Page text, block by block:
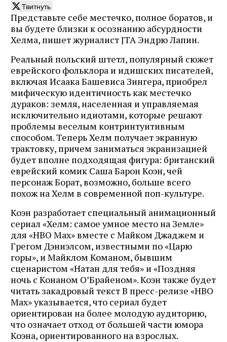
Твитнуть
Представьте себе местечко, полное боратов, и
вы будете близки к осознанию абсурдности
Хелма, пишет журналист JTA Эндрю Лапин.
Реальный польский штетл, популярный сюжет
еврейского фольклора и идишских писателей,
включая Исаака Башевиса Зингера, приобрел
мифическую идентичность как местечко
дураков: земля, населенная и управляемая
исключительно идиотами, которые решают
проблемы веселым контринтуитивным
способом. Теперь Хелм получает экранную
трактовку, причем заниматься экранизацией
будет вполне подходящая фигура: британский
еврейский комик Саша Барон Коэн, чей
персонаж Борат, возможно, больше всего
похож на Хелм в современной поп-культуре.
Коэн разработает специальный анимационный
сериал «Хелм: самое умное место на Земле»
для «HBO Max» вместе с Майком Джаджем и
Грегом Дэниэлсом, известными по «Царю
горы», и Майклом Команом, бывшим
сценаристом «Натан для тебя» и «Поздняя
ночь с Конаном О’Брайеном». Коэн также будет
читать закадровый текст В пресс-релизе «HBO
Max» указывается, что сериал будет
ориентирован на более молодую аудиторию,
что означает отход от большей части юмора
Коэна, ориентированного на взрослых.